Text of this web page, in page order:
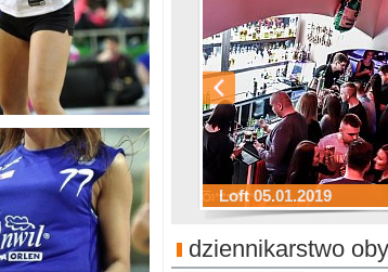
Loft 05.01.2019
Sylwester Podgrodzie
Sylwester Pensjonat
dziennikarstwo